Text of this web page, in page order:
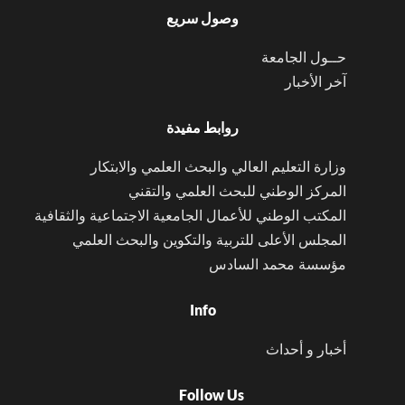
وصول سريع
حــول الجامعة
آخر الأخبار
روابط مفيدة
وزارة التعليم العالي والبحث العلمي والابتكار
المركز الوطني للبحث العلمي والتقني
المكتب الوطني للأعمال الجامعية الاجتماعية والثقافية
المجلس الأعلى للتربية والتكوين والبحث العلمي
مؤسسة محمد السادس
Info
أخبار و أحداث
Follow Us